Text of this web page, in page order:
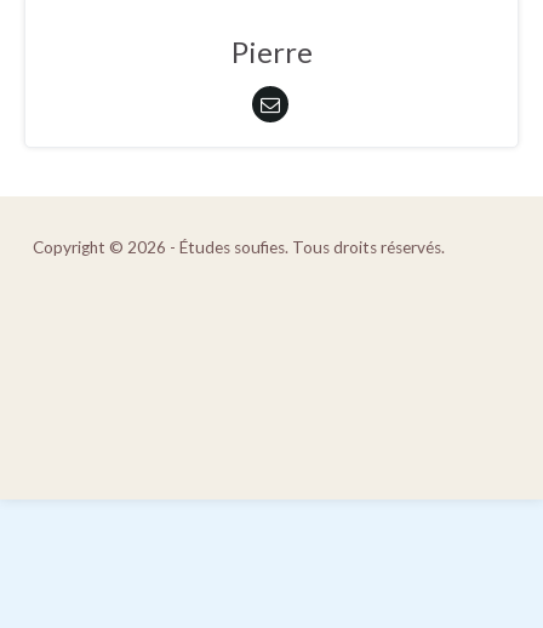
Pierre
Copyright © 2026 - Études soufies. Tous droits réservés.